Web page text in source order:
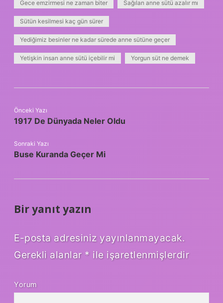
Gece emzirmesi ne zaman biter Sağılan anne sütü azalır mı
Sütün kesilmesi kaç gün sürer
Yediğimiz besinler ne kadar sürede anne sütüne geçer
Yetişkin insan anne sütü içebilir mi Yorgun süt ne demek
Önceki Yazı
1917 De Dünyada Neler Oldu
Sonraki Yazı
Buse Kuranda Geçer Mi
Bir yanıt yazın
E-posta adresiniz yayınlanmayacak.
Gerekli alanlar * ile işaretlenmişlerdir
Yorum